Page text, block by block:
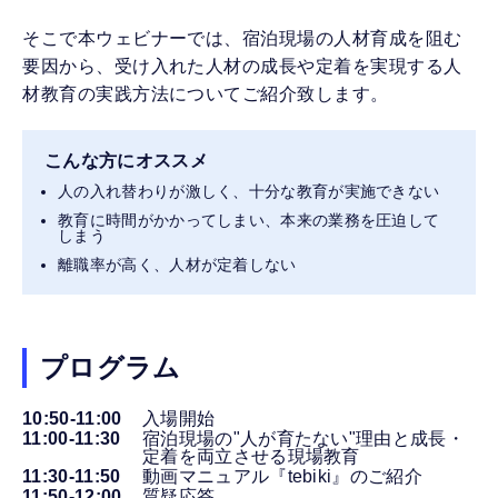
そこで本ウェビナーでは、宿泊現場の人材育成を阻む
要因から、受け入れた人材の成長や定着を実現する人
材教育の実践方法についてご紹介致します。
こんな方にオススメ
人の入れ替わりが激しく、十分な教育が実施できない
教育に時間がかかってしまい、本来の業務を圧迫して
しまう
離職率が高く、人材が定着しない
プログラム
10:50-11:00
入場開始
11:00-11:30
宿泊現場の"人が育たない"理由と成長・
定着を両立させる現場教育
11:30-11:50
動画マニュアル『tebiki』のご紹介